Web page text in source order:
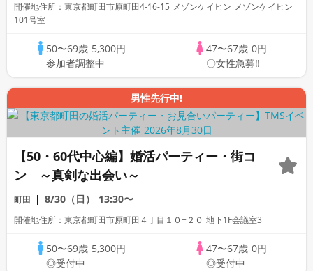
開催地住所：東京都町田市原町田4-16-15 メゾンケイヒン メゾンケイヒン
101号室
50〜69歳 5,300円
参加者調整中
47〜67歳 0円
〇女性急募‼
男性先行中!
【50・60代中心編】婚活パーティー・街コ
ン ～真剣な出会い～
町田 8/30（日） 13:30〜
開催地住所：東京都町田市原町田４丁目１０−２０ 地下1F会議室3
50〜69歳 5,300円
◎受付中
47〜67歳 0円
◎受付中